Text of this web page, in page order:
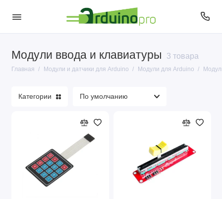
Модули ввода и клавиатуры 3 товара
Главная Модули и датчики для Arduino Модули для Arduino
Датчики для Arduino
Категории